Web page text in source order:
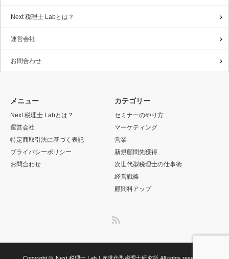
Next 税理士 Labとは？
運営会社
お問合わせ
メニュー
Next 税理士 Labとは？
運営会社
特定商取引法に基づく表記
プライバシーポリシー
お問合わせ
カテゴリー
セミナーのやり方
マーケティング
営業
新規顧問先獲得
次世代型税理士の仕事術
経営戦略
顧問料アップ
Copyright © Next 税理士 Lab｜次世代型税理士研究所All rights reserved.